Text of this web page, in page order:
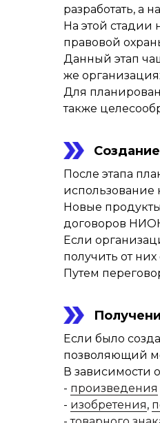
разработать, а
На этой стадии
правовой
Данный этап
же
Для
также
После этапа
использование
Новые
договоров
Если
получить от них
Путем
Если было
позволяющий
В зависимости
- произведения
- изобретения,